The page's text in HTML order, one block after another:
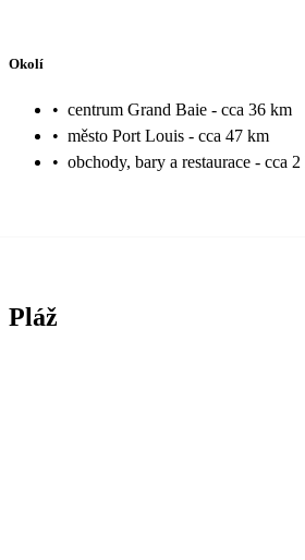
Okolí
• centrum Grand Baie - cca 36 km
• město Port Louis - cca 47 km
• obchody, bary a restaurace - cca
Pláž